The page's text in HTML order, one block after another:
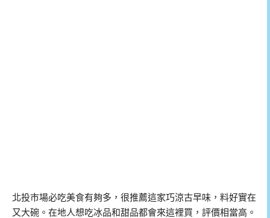
北投市場必吃美食有夠多，很推薦這家巧涼古早味，料好實在
又大碗。在地人想吃冰品和甜品都會來這裡買，評價相當高。